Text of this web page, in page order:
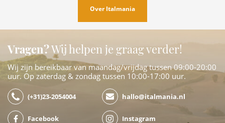
Over Italmania
Vragen?Wij helpen je graag verder!
Wij zijn bereikbaar van maandag/vrijdag tussen 09:00-20:00
uur. Op zaterdag & zondag tussen 10:00-17:00 uur.
(+31)23-2054004 hallo@italmania.nl
Facebook Instagram